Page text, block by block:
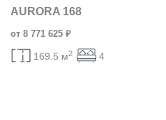
AURORA 168
от 8 771 625 ₽
169.5 м2 4